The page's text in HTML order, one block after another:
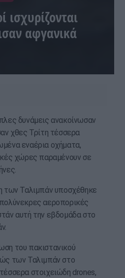
ισχυρίζονται
αφγανικά
δυνάμεις ανακοίνωσαν
χθες Τρίτη τέσσερα
εναέρια οχήματα,
χώρες παραμένουν σε
των Ταλιμπάν υποσχέθηκε
αεροπορικές
αυτή την εβδομάδα στο
του πακιστανικού
των Ταλιμπάν στο
στοιχειώδη drones,